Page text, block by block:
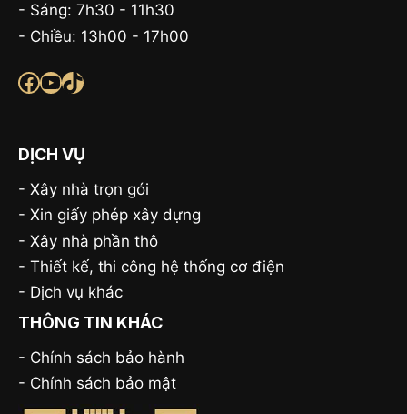
- Sáng: 7h30 - 11h30
- Chiều: 13h00 - 17h00
Facebook
Youtube
TikTok
DỊCH VỤ
- Xây nhà trọn gói
- Xin giấy phép xây dựng
- Xây nhà phần thô
- Thiết kế, thi công hệ thống cơ điện
- Dịch vụ khác
THÔNG TIN KHÁC
- Chính sách bảo hành
- Chính sách bảo mật